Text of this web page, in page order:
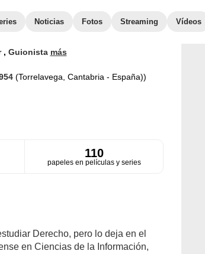
Noticias Fotos Streaming Vídeos
, Guionista más
(Torrelavega, Cantabria - España))
110
papeles en películas y series
Derecho, pero lo deja en el
en Ciencias de la Información,